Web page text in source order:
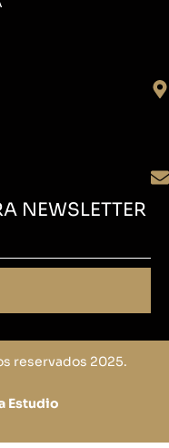
NEWSLETTER
reservados 2025.
Estudio